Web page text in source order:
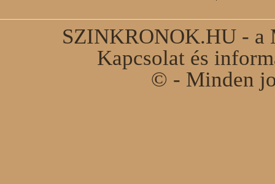
SZINKRONOK.HU - a
Kapcsolat és
© - Minden